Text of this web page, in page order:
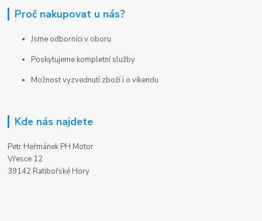
Proč nakupovat u nás?
Jsme odborníci v oboru
Poskytujeme kompletní služby
Možnost vyzvednutí zboží i o víkendu
Kde nás najdete
Petr Heřmánek PH Motor
Vřesce 12
39142 Ratibořské Hory